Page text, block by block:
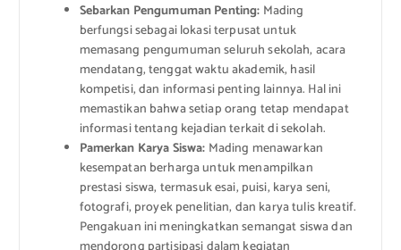
Sebarkan Pengumuman Penting: Mading
berfungsi sebagai lokasi terpusat untuk
memasang pengumuman seluruh sekolah, acara
mendatang, tenggat waktu akademik, hasil
kompetisi, dan informasi penting lainnya. Hal ini
memastikan bahwa setiap orang tetap mendapat
informasi tentang kejadian terkait di sekolah.
Pamerkan Karya Siswa: Mading menawarkan
kesempatan berharga untuk menampilkan
prestasi siswa, termasuk esai, puisi, karya seni,
fotografi, proyek penelitian, dan karya tulis kreatif.
Pengakuan ini meningkatkan semangat siswa dan